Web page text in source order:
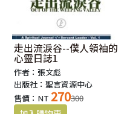
走出流淚谷--僕人領袖的
心靈日誌1
作者：張文彪
出版社：聖言資源中心
售價：NT 270300